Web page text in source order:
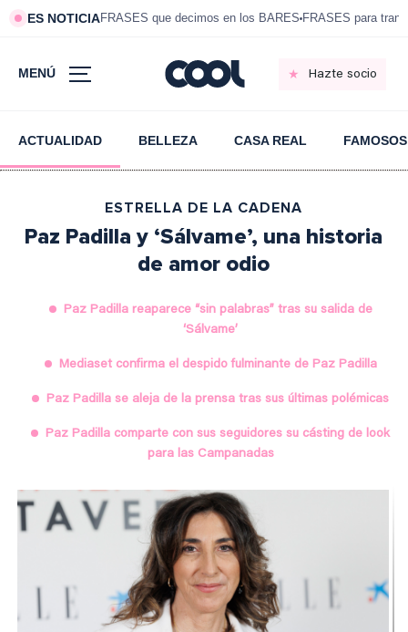
ES NOTICIAFRASES que decimos en los BARES FRASES para
MENÚ Hazte socio
ACTUALIDAD BELLEZA CASA REAL FAMOSOS
ESTRELLA DE LA CADENA
Paz Padilla y ‘Sálvame’, una historia
de amor odio
Paz Padilla reaparece “sin palabras” tras su salida de
‘Sálvame’
Mediaset confirma el despido fulminante de Paz Padilla
Paz Padilla se aleja de la prensa tras sus últimas polémicas
Paz Padilla comparte con sus seguidores su cásting de look
para las Campanadas